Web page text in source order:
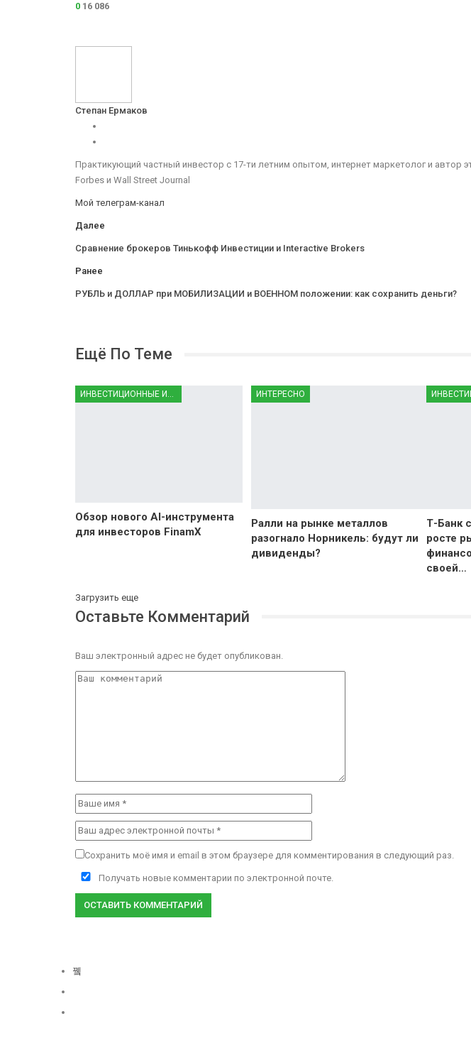
0 16 086
Степан Ермаков
Практикующий частный инвестор с 17-ти летним опытом, интернет маркетолог и автор
Forbes и Wall Street Journal
Мой телеграм-канал
Далее
Сравнение брокеров Тинькофф Инвестиции и Interactive Brokers
Ранее
РУБЛЬ и ДОЛЛАР при МОБИЛИЗАЦИИ и ВОЕННОМ положении: как сохранить деньги?
Ещё По Теме
ИНВЕСТИЦИОННЫЕ ИНСТРУМЕНТЫ
Обзор нового AI-инструмента
для инвесторов FinamX
ИНТЕРЕСНО
Ралли на рынке металлов
разогнало Норникель: будут ли
дивиденды?
Т-Банк
росте
своей…
Загрузить еще
Оставьте Комментарий
Ваш электронный адрес не будет опубликован.
Сохранить моё имя и email в этом браузере для комментирования в следующий раз.
Получать новые комментарии по электронной почте.